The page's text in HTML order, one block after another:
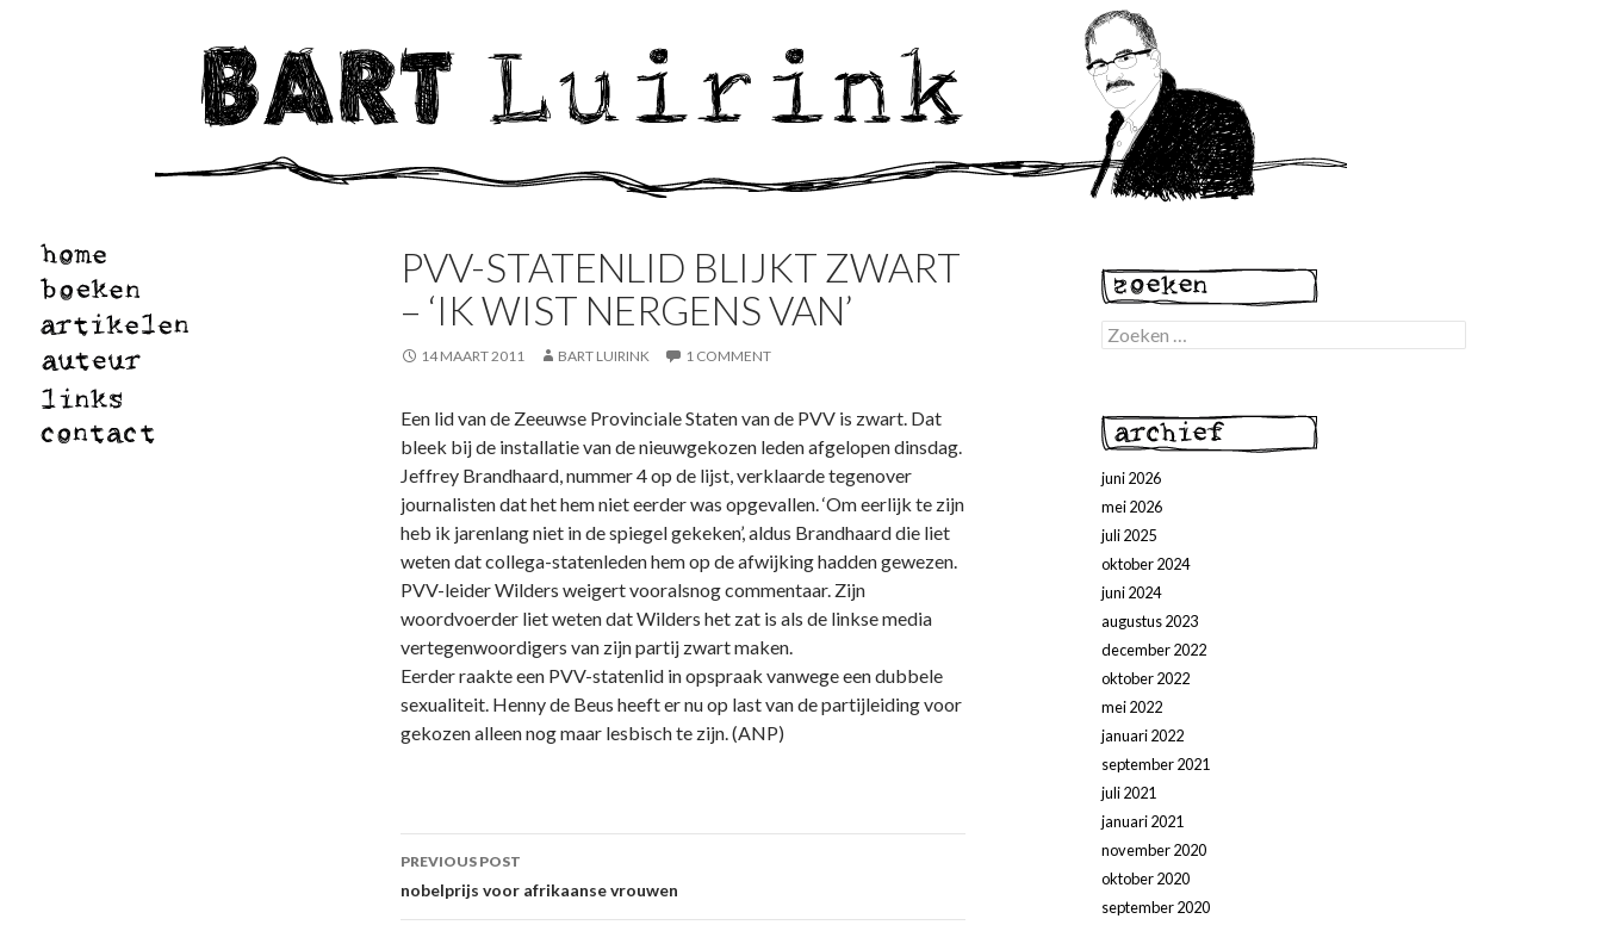
PVV-STATENLID BLIJKT ZWART
– ‘IK WIST NERGENS VAN’
14 MAART 2011 BART LUIRINK 1 COMMENT
Een lid van de Zeeuwse Provinciale Staten van de PVV is zwart. Dat
bleek bij de installatie van de nieuwgekozen leden afgelopen dinsdag.
Jeffrey Brandhaard, nummer 4 op de lijst, verklaarde tegenover
journalisten dat het hem niet eerder was opgevallen. ‘Om eerlijk te zijn
heb ik jarenlang niet in de spiegel gekeken’, aldus Brandhaard die liet
weten dat collega-statenleden hem op de afwijking hadden gewezen.
PVV-leider Wilders weigert vooralsnog commentaar. Zijn
woordvoerder liet weten dat Wilders het zat is als de linkse media
vertegenwoordigers van zijn partij zwart maken.
Eerder raakte een PVV-statenlid in opspraak vanwege een dubbele
sexualiteit. Henny de Beus heeft er nu op last van de partijleiding voor
gekozen alleen nog maar lesbisch te zijn. (ANP)
Post
navigation
PREVIOUS POST
nobelprijs voor afrikaanse vrouwen
Zoeken
naar:
juni 2026
mei 2026
juli 2025
oktober 2024
juni 2024
augustus 2023
december 2022
oktober 2022
mei 2022
januari 2022
september 2021
juli 2021
januari 2021
november 2020
oktober 2020
september 2020